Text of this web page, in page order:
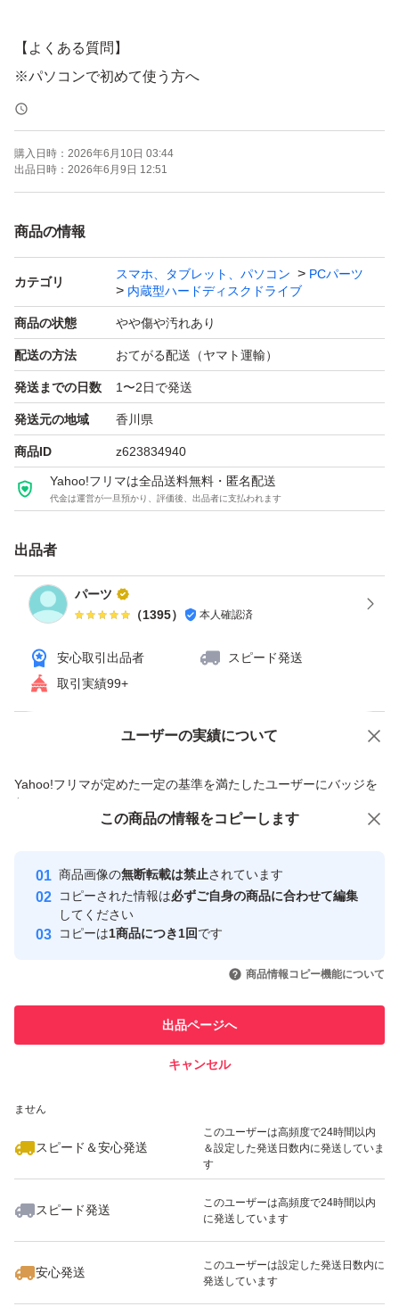
【よくある質問】
※パソコンで初めて使う方へ
繋いだだけでは使えません。認識させるためには、新しい
シンプルボリュームの作成（昔の言葉ではフォーマット）
が必要です。
足度も高いと思います。
※SATA-USB変換を使用する場合は、AC電源アダプタか
ら追加給電できるタイプが必要です。（USBだけの変換
は2.5インチ用です。）
※安いSATA-USB変換は、安全停止機能（読み書きがなく
なったら、回転が止まる機能）がなく、回りっぱなしにな
ります。そのため、読み書きランプ点滅中（ディスク上に
で、ご注意ください。
購入日時： 2026年6月10日 03:44
出品日時： 2026年6月9日 12:51
商品の情報
カテゴリ
スマホ、タブレット、パソコン
PCパーツ
内蔵型ハードディスクドライブ
商品の状態 やや傷や汚れあり
配送の方法 おてがる配送（ヤマト運輸）
発送までの日数 1〜2日で発送
発送元の地域 香川県
商品ID z623834940
Yahoo!フリマは全品送料無料・匿名配送
代金は運営が一旦預かり、評価後、出品者に支払われます
出品者
パーツ
（1395） 本人確認済
安心取引出品者
スピード発送
取引実績99+
ユーザーの実績について
Yahoo!フリマが定めた一定の基準を満たしたユーザーにバッジを
付与しています
安心取引出品者
心・安全なユーザーです
取引実績
引を完了させた実績があります
での取引実績があります
ません
スピード＆安心発送
このユーザーは高頻度で24時間以内
＆設定した発送日数内に発送していま
す
スピード発送
このユーザーは高頻度で24時間以内
に発送しています
安心発送
このユーザーは設定した発送日数内に
発送しています
価格の相談 商品への質問
この商品の情報をコピーします
商品画像の無断転載は禁止されています
コピーされた情報は必ずご自身の商品に合わせて編集
してください
コピーは1商品につき1回です
商品情報コピー機能について
出品ページへ
キャンセル
この商品をみている人にオススメ
いいね！
4,260